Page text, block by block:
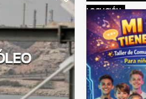
LOCUCIÓN